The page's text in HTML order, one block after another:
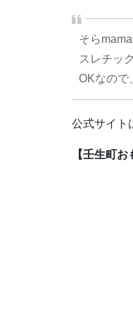
そら
スレチッ
OKなので
公式サイト
【壬生町お